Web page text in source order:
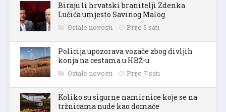
Biraju li hrvatski branitelji Zdenka
Lučića umjesto Savinog Malog
Ostale novosti Prije 5 sati
Policija upozorava vozače zbog divljih
konja na cestama u HBŽ-u
Ostale novosti Prije 7 sati
Koliko su sigurne namirnice koje se na
tržnicama nude kao domaće